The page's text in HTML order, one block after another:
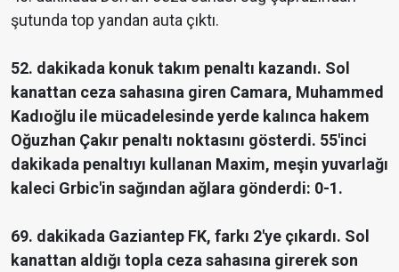
şutunda top yandan auta çıktı.
52. dakikada konuk takım penaltı kazandı. Sol
kanattan ceza sahasına giren Camara, Muhammed
Kadıoğlu ile mücadelesinde yerde kalınca hakem
Oğuzhan Çakır penaltı noktasını gösterdi. 55'inci
dakikada penaltıyı kullanan Maxim, meşin yuvarlağı
kaleci Grbic'in sağından ağlara gönderdi: 0-1.
69. dakikada Gaziantep FK, farkı 2'ye çıkardı. Sol
kanattan aldığı topla ceza sahasına girerek son